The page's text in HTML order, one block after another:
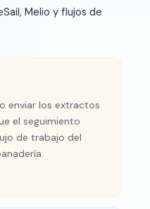
Melio y flujos de
enviar los extractos
el seguimiento
de trabajo del